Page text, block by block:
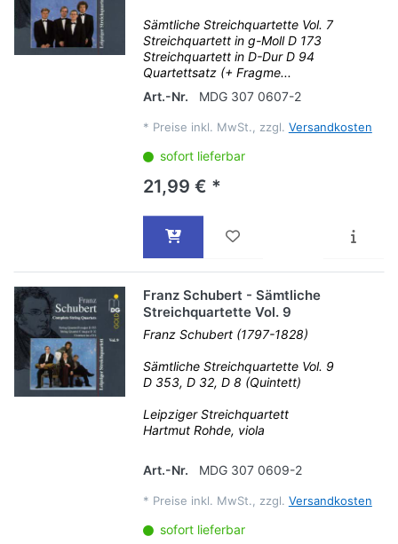
Sämtliche Streichquartette Vol. 7
Streichquartett in g-Moll D 173
Streichquartett in D-Dur D 94
Quartettsatz (+ Fragme...
Art.-Nr.
MDG 307 0607-2
* Preise inkl. MwSt., zzgl. Versandkosten
sofort lieferbar
21,99 € *
Franz Schubert - Sämtliche
Streichquartette Vol. 9
Franz Schubert (1797-1828)
Sämtliche Streichquartette Vol. 9
D 353, D 32, D 8 (Quintett)
Leipziger Streichquartett
Hartmut Rohde, viola
Art.-Nr. MDG 307 0609-2
* Preise inkl. MwSt., zzgl. Versandkosten
sofort lieferbar